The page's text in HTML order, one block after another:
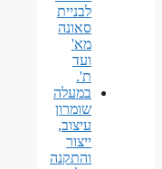
לבניית
סאונה
מא'
ועד
ת'.
במעלה
שומרון
עיצוב,
ייצור
והתקנה